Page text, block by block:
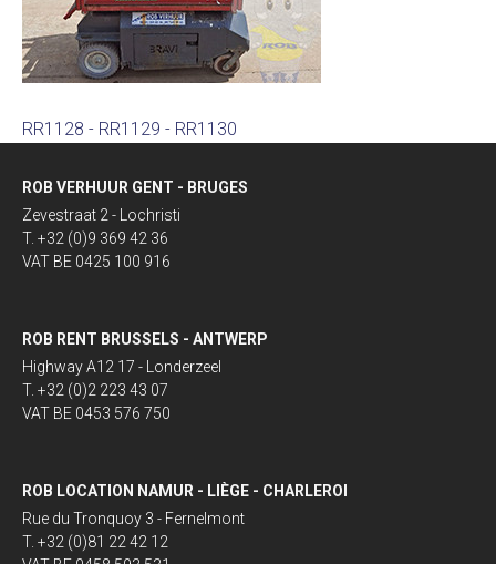
RR1128 - RR1129 - RR1130
ROB VERHUUR GENT - BRUGES
Zevestraat 2 - Lochristi
T. +32 (0)9 369 42 36
VAT BE 0425 100 916
ROB RENT BRUSSELS - ANTWERP
Highway A12 17 - Londerzeel
T. +32 (0)2 223 43 07
VAT BE 0453 576 750
ROB LOCATION NAMUR - LIÈGE - CHARLEROI
Rue du Tronquoy 3 - Fernelmont
T. +32 (0)81 22 42 12